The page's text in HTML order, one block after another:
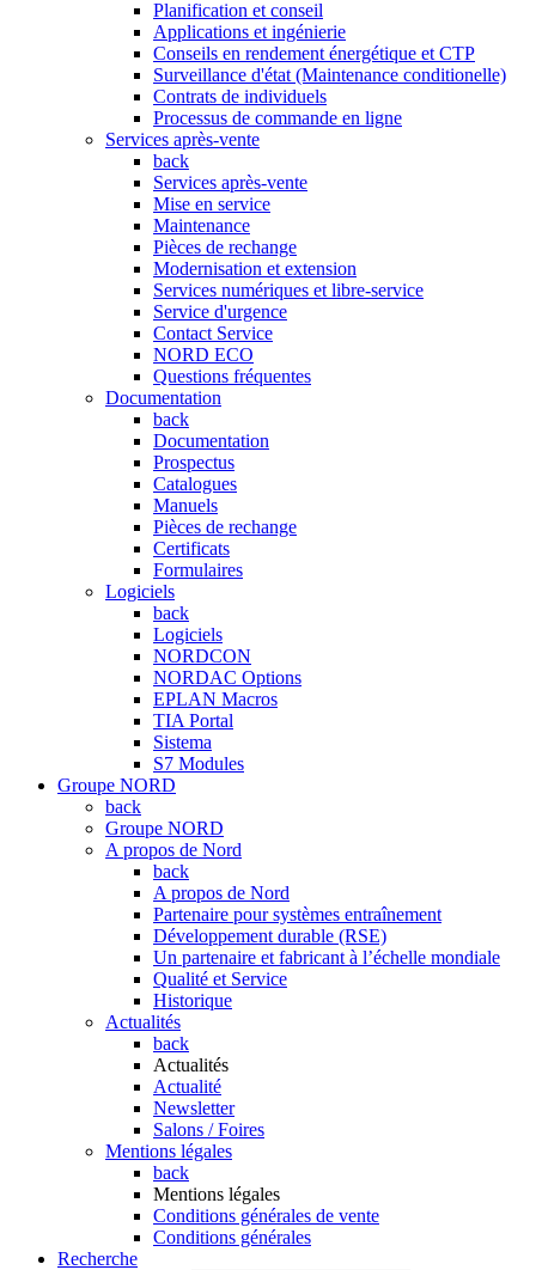
Planification et conseil
Applications et ingénierie
Conseils en rendement énergétique et CTP
Surveillance d'état (Maintenance conditionelle)
Contrats de individuels
Processus de commande en ligne
Services après-vente
back
Services après-vente
Mise en service
Maintenance
Pièces de rechange
Modernisation et extension
Services numériques et libre-service
Service d'urgence
Contact Service
NORD ECO
Questions fréquentes
Documentation
back
Documentation
Prospectus
Catalogues
Manuels
Pièces de rechange
Certificats
Formulaires
Logiciels
back
Logiciels
NORDCON
NORDAC Options
EPLAN Macros
TIA Portal
Sistema
S7 Modules
Groupe NORD
back
Groupe NORD
A propos de Nord
back
A propos de Nord
Partenaire pour systèmes entraînement
Développement durable (RSE)
Un partenaire et fabricant à l’échelle mondiale
Qualité et Service
Historique
Actualités
back
Actualités
Actualité
Newsletter
Salons / Foires
Mentions légales
back
Mentions légales
Conditions générales de vente
Conditions générales
Recherche